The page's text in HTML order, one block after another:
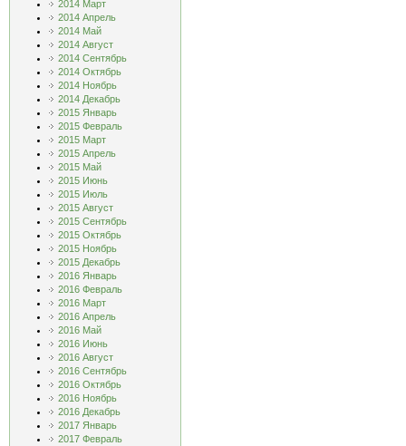
2014 Март
2014 Апрель
2014 Май
2014 Август
2014 Сентябрь
2014 Октябрь
2014 Ноябрь
2014 Декабрь
2015 Январь
2015 Февраль
2015 Март
2015 Апрель
2015 Май
2015 Июнь
2015 Июль
2015 Август
2015 Сентябрь
2015 Октябрь
2015 Ноябрь
2015 Декабрь
2016 Январь
2016 Февраль
2016 Март
2016 Апрель
2016 Май
2016 Июнь
2016 Август
2016 Сентябрь
2016 Октябрь
2016 Ноябрь
2016 Декабрь
2017 Январь
2017 Февраль